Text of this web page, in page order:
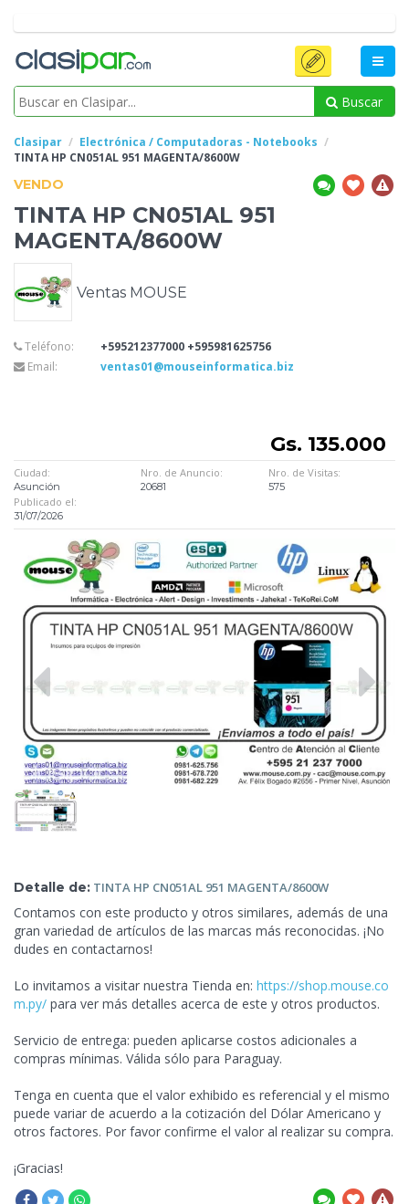
Buscar
Clasipar
Electrónica / Computadoras - Notebooks
TINTA HP CN051AL 951 MAGENTA/8600W
VENDO
TINTA HP CN051AL 951
MAGENTA/8600W
Ventas MOUSE
Teléfono:
+595212377000 +595981625756
Email:
ventas01@mouseinformatica.biz
Gs. 135.000
Ciudad:
Asunción
Nro. de Anuncio:
20681
Nro. de Visitas:
575
Publicado el:
31/07/2026
Detalle de: TINTA HP CN051AL 951 MAGENTA/8600W
Contamos con este producto y otros similares, además de una
gran variedad de artículos de las marcas más reconocidas. ¡No
dudes en contactarnos!
Lo invitamos a visitar nuestra Tienda en: https://shop.mouse.co
m.py/ para ver más detalles acerca de este y otros productos.
Servicio de entrega: pueden aplicarse costos adicionales a
compras mínimas. Válida sólo para Paraguay.
Tenga en cuenta que el valor exhibido es referencial y el mismo
puede variar de acuerdo a la cotización del Dólar Americano y
otros factores. Por favor confirme el valor al realizar su compra.
¡Gracias!